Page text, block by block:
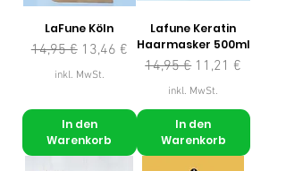
LaFune Köln
Standardpreis
14,95 € Sale-Preis
13,46 €
inkl. MwSt.
In den
Warenkorb
Lafune Keratin
Haarmasker 500ml
Standardpreis
14,95 € Sale-Preis
11,21 €
inkl. MwSt.
In den
Warenkorb